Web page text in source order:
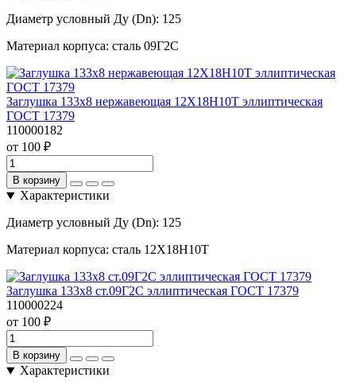
Диаметр условный Ду (Dn): 125
Материал корпуса: сталь 09Г2С
Заглушка 133х8 нержавеющая 12Х18Н10Т эллиптическая
ГОСТ 17379
110000182
от 100 ₽
В корзину
Характеристики
Диаметр условный Ду (Dn): 125
Материал корпуса: сталь 12Х18Н10Т
Заглушка 133х8 ст.09Г2С эллиптическая ГОСТ 17379
110000224
от 100 ₽
В корзину
Характеристики